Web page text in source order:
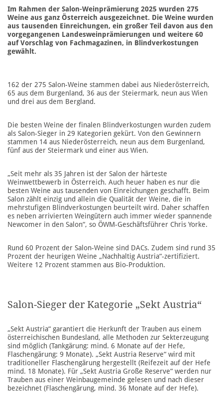
Im Rahmen der Salon-Weinprämierung 2025 wurden 275
Weine aus ganz Österreich ausgezeichnet. Die Weine wurden
aus tausenden Einreichungen, ein großer Teil davon aus den
vorgegangenen Landesweinprämierungen und weitere 60
auf Vorschlag von Fachmagazinen, in Blindverkostungen
gewählt.
162 der 275 Salon-Weine stammen dabei aus Niederösterreich,
65 aus dem Burgenland, 36 aus der Steiermark, neun aus Wien
und drei aus dem Bergland.
Die besten Weine der finalen Blindverkostungen wurden zudem
als Salon-Sieger in 29 Kategorien gekürt. Von den Gewinnern
stammen 14 aus Niederösterreich, neun aus dem Burgenland,
fünf aus der Steiermark und einer aus Wien.
„Seit mehr als 35 Jahren ist der Salon der härteste
Weinwettbewerb in Österreich. Auch heuer haben es nur die
besten Weine aus tausenden von Einreichungen geschafft. Beim
Salon zählt einzig und allein die Qualität der Weine, die in
mehrstufigen Blindverkostungen beurteilt wird. Daher schaffen
es neben arrivierten Weingütern auch immer wieder spannende
Newcomer in den Salon“, so ÖWM-Geschäftsführer Chris Yorke.
Rund 60 Prozent der Salon-Weine sind DACs. Zudem sind rund 35
Prozent der heurigen Weine „Nachhaltig Austria“-zertifiziert.
Weitere 12 Prozent stammen aus Bio-Produktion.
Salon-Sieger der Kategorie „Sekt Austria“
„Sekt Austria“ garantiert die Herkunft der Trauben aus einem
österreichischen Bundesland, alle Methoden zur Sekterzeugung
sind möglich (Tankgärung: mind. 6 Monate auf der Hefe,
Flaschengärung: 9 Monate). „Sekt Austria Reserve“ wird mit
traditioneller Flaschengärung hergestellt (Reifezeit auf der Hefe
mind. 18 Monate). Für „Sekt Austria Große Reserve“ werden nur
Trauben aus einer Weinbaugemeinde gelesen und nach dieser
bezeichnet (Flaschengärung, mind. 36 Monate auf der Hefe).